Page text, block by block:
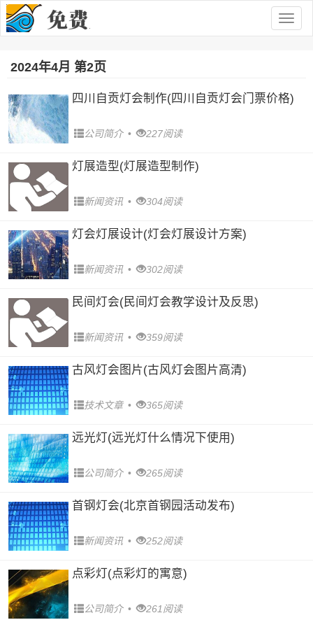
2024年4月 第2页
四川自贡灯会制作(四川自贡灯会门票价格)
公司简介 • 227阅读
灯展造型(灯展造型制作)
新闻资讯 • 304阅读
灯会灯展设计(灯会灯展设计方案)
新闻资讯 • 302阅读
民间灯会(民间灯会教学设计及反思)
新闻资讯 • 359阅读
古风灯会图片(古风灯会图片高清)
技术文章 • 365阅读
远光灯(远光灯什么情况下使用)
公司简介 • 265阅读
首钢灯会(北京首钢园活动发布)
新闻资讯 • 252阅读
点彩灯(点彩灯的寓意)
公司简介 • 261阅读